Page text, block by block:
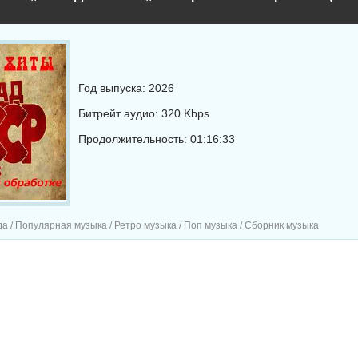
Год выпуска: 2026
Битрейт аудио: 320 Kbps
Продолжительность: 01:16:33
/ Популярная музыка / Ретро музыка / Поп музыка / Сборник музыка